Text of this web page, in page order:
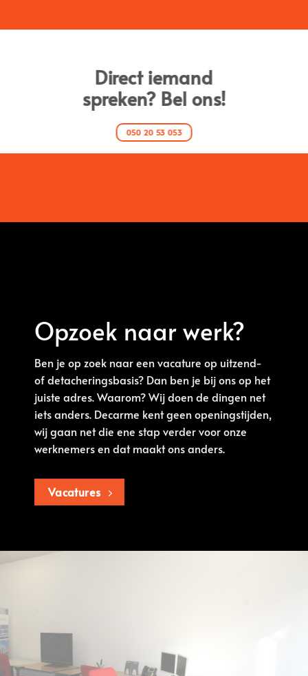
Direct iemand
spreken? Bel ons!
050 20 53 053
Opzoek naar werk?
Ben je op zoek naar een vacature op uitzend-
of detacheringsbasis? Dan ben je bij ons op het
juiste adres. Waarom? Wij doen de dingen net
iets anders. Decarme kent geen openingstijden,
wij gaan net die ene stap verder voor onze
werknemers en dat maakt ons anders.
Vacatures